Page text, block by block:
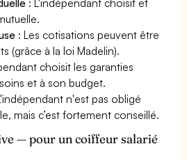
: Les cotisations peuvent être
(grâce à la loi Madelin).
choisit les garanties
et à son budget.
n'est pas obligé
mais c’est fortement conseillé.
— pour un coiffeur salarié